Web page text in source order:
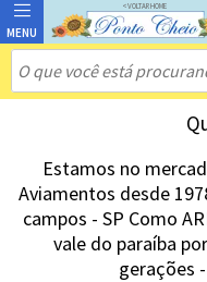
Estamos no
Aviamentos desde
campos - SP Como
vale do paraíba
gerações